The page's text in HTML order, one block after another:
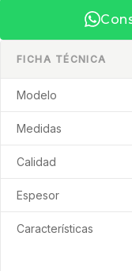
FICHA TÉCNICA
Modelo
Medidas
Calidad
Espesor
Características